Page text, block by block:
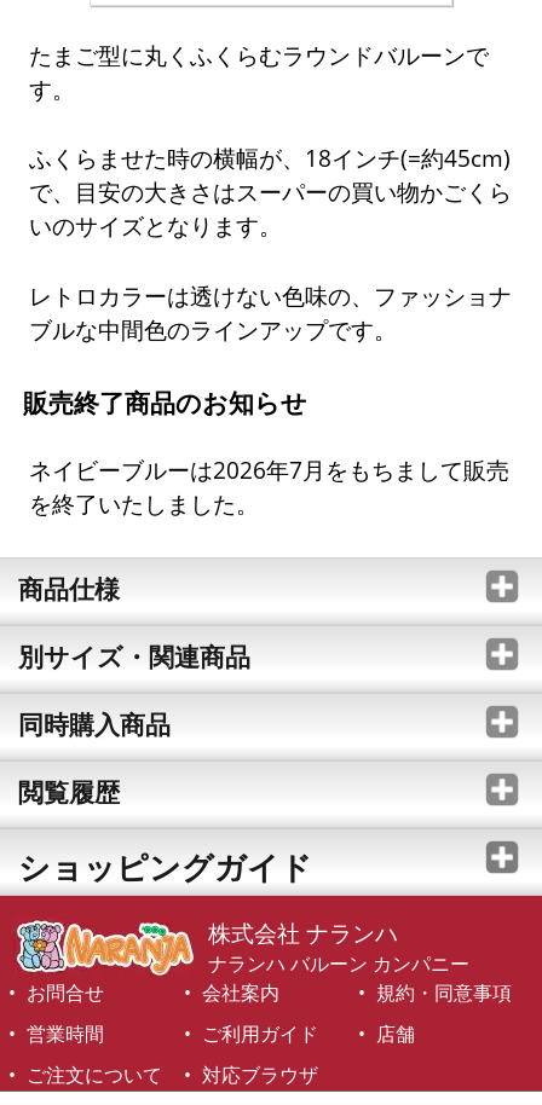
たまご型に丸くふくらむラウンドバルーンで
す。
ふくらませた時の横幅が、18インチ(=約45cm)
で、目安の大きさはスーパーの買い物かごくら
いのサイズとなります。
レトロカラーは透けない色味の、ファッショナ
ブルな中間色のラインアップです。
販売終了商品のお知らせ
ネイビーブルーは2026年7月をもちまして販売
を終了いたしました。
商品仕様
別サイズ・関連商品
同時購入商品
閲覧履歴
ショッピングガイド
株式会社 ナランハ
ナランハ バルーン カンパニー
お問合せ
会社案内
規約・同意事項
営業時間
ご利用ガイド
店舗
ご注文について
対応ブラウザ